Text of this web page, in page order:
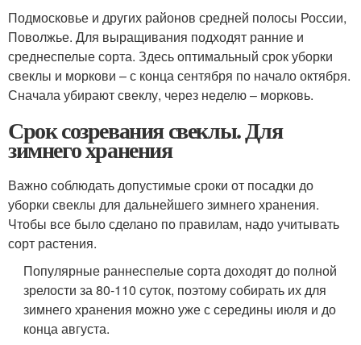
Подмосковье и других районов средней полосы России,
Поволжье. Для выращивания подходят ранние и
среднеспелые сорта. Здесь оптимальный срок уборки
свеклы и моркови – с конца сентября по начало октября.
Сначала убирают свеклу, через неделю – морковь.
Срок созревания свеклы. Для
зимнего хранения
Важно соблюдать допустимые сроки от посадки до
уборки свеклы для дальнейшего зимнего хранения.
Чтобы все было сделано по правилам, надо учитывать
сорт растения.
Популярные раннеспелые сорта доходят до полной
зрелости за 80-110 суток, поэтому собирать их для
зимнего хранения можно уже с середины июля и до
конца августа.